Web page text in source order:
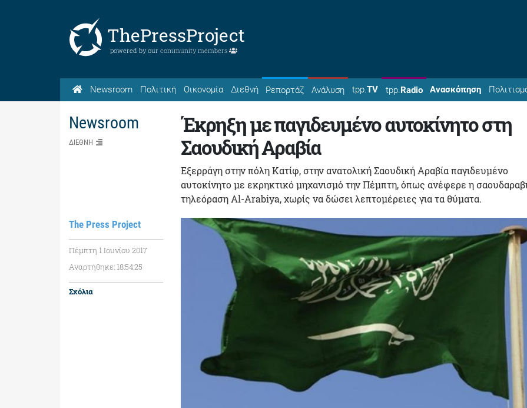
ThePressProject
powered by our community members
Newsroom Πολιτική Οικονομία Διεθνή Ρεπορτάζ Ανάλυση tpp.TV tpp.Radio Ανασκόπηση
Newsroom
ΔΙΕΘΝΗ
The Press Project
Πέμπτη 1 Ιουνίου 2017
Αναρτήθηκε: 18:54:25
Σχόλια
Έκρηξη με παγιδευμένο αυτοκίνητο στη
Σαουδική Αραβία
Εξερράγη στην πόλη Κατίφ, στην ανατολική Σαουδική Αραβία παγιδευμένο
αυτοκίνητο με εκρηκτικό μηχανισμό την Πέμπτη, όπως ανέφερε η
τηλεόραση Al-Arabiya, χωρίς να δώσει λεπτομέρειες για τα θύματα.